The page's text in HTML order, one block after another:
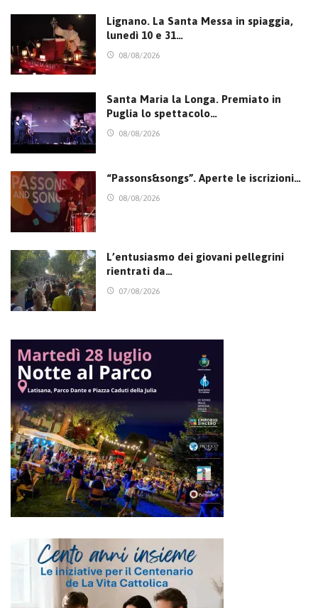
Lignano. La Santa Messa in spiaggia,
lunedì 10 e 31…
08/08/2026
Santa Maria la Longa. Premiato in
Puglia lo spettacolo…
08/08/2026
“Passons&songs”. Aperte le iscrizioni…
08/08/2026
L’entusiasmo dei giovani pellegrini
rientrati da…
07/08/2026